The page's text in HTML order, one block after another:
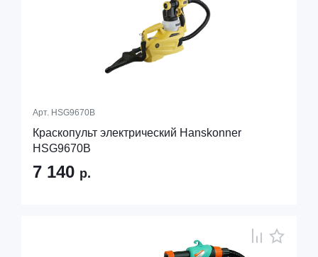
Арт. HSG9670B
Краскопульт электрический Hanskonner
HSG9670B
7 140 р.